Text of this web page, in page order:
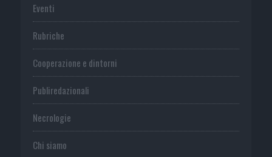
Eventi
Rubriche
Cooperazione e dintorni
Publiredazionali
Necrologie
Chi siamo